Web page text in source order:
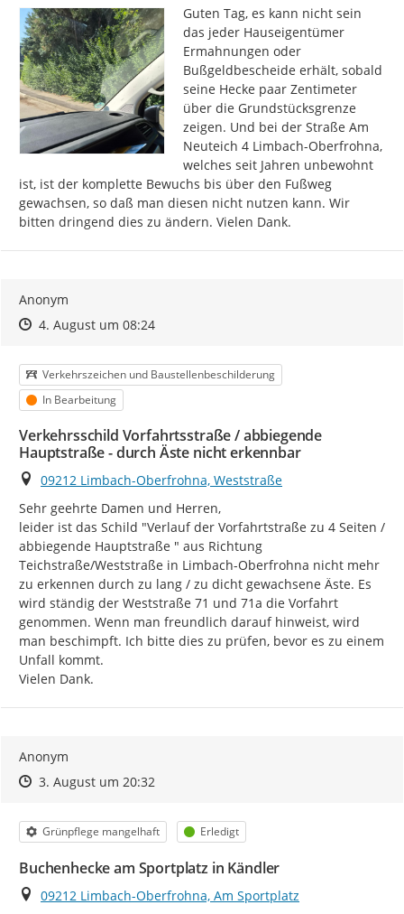
Guten Tag, es kann nicht sein
das jeder Hauseigentümer
Ermahnungen oder
Bußgeldbescheide erhält, sobald
seine Hecke paar Zentimeter
über die Grundstücksgrenze
zeigen. Und bei der Straße Am
Neuteich 4 Limbach-Oberfrohna,
welches seit Jahren unbewohnt
ist, ist der komplette Bewuchs bis über den Fußweg
gewachsen, so daß man diesen nicht nutzen kann. Wir
bitten dringend dies zu ändern. Vielen Dank.
Anonym
Zeitpunkt des Erstellens
Zeitpunkt des Erstellens
4. August um 08:24Zur Äußerung
Kategorie
Verkehrszeichen und Baustellenbeschilderung
Status
In Bearbeitung
Verkehrsschild Vorfahrtsstraße / abbiegende
Hauptstraße - durch Äste nicht erkennbar
Ort
09212 Limbach-Oberfrohna, Weststraße
Sehr geehrte Damen und Herren,
leider ist das Schild "Verlauf der Vorfahrtstraße zu 4 Seiten /
abbiegende Hauptstraße " aus Richtung
Teichstraße/Weststraße in Limbach-Oberfrohna nicht mehr
zu erkennen durch zu lang / zu dicht gewachsene Äste. Es
wird ständig der Weststraße 71 und 71a die Vorfahrt
genommen. Wenn man freundlich darauf hinweist, wird
man beschimpft. Ich bitte dies zu prüfen, bevor es zu einem
Unfall kommt.
Vielen Dank.
Anonym
Zeitpunkt des Erstellens
Zeitpunkt des Erstellens
3. August um 20:32Zur Äußerung
Kategorie
Grünpflege mangelhaft Status
Erledigt
Buchenhecke am Sportplatz in Kändler
Ort
09212 Limbach-Oberfrohna, Am Sportplatz